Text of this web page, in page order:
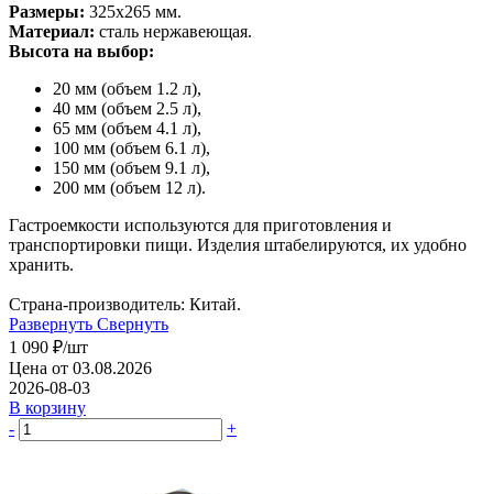
Размеры: 325х265 мм.
Материал: сталь нержавеющая.
Высота на выбор:
20 мм (объем 1.2 л),
40 мм (объем 2.5 л),
65 мм (объем 4.1 л),
100 мм (объем 6.1 л),
150 мм (объем 9.1 л),
200 мм (объем 12 л).
Гастроемкости используются для приготовления и
транспортировки пищи. Изделия штабелируются, их удобно
хранить.
Страна-производитель: Китай.
Развернуть Свернуть
1 090 ₽/шт
Цена от 03.08.2026
2026-08-03
В корзину
-
+